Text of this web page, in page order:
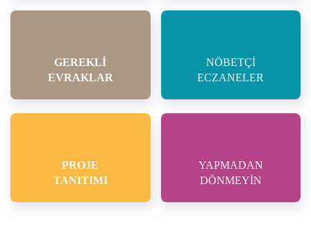
GEREKLİ
EVRAKLAR
PROJE
TANITIMI
NÖBETÇİ
ECZANELER
YAPMADAN
DÖNMEYİN